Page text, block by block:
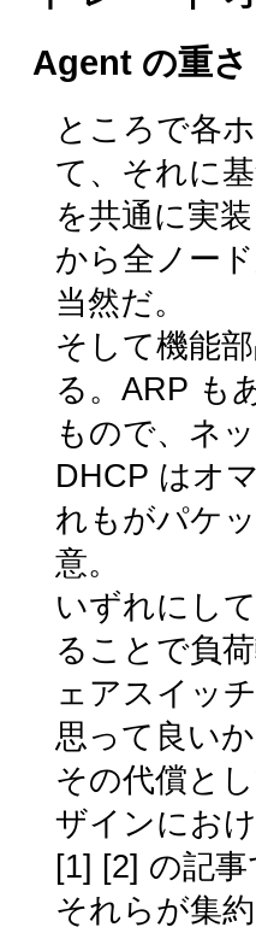
Agent の重さ
ところで各
て、それに
を共通に実
から全ノー
当然だ。
そして機能
る。ARP も
もので、ネ
DHCP はオ
れもがパケ
意。
いずれにし
ることで負
ェアスイッ
思って良いか
その代償と
ザインにお
[1] [2] の記
それらが集